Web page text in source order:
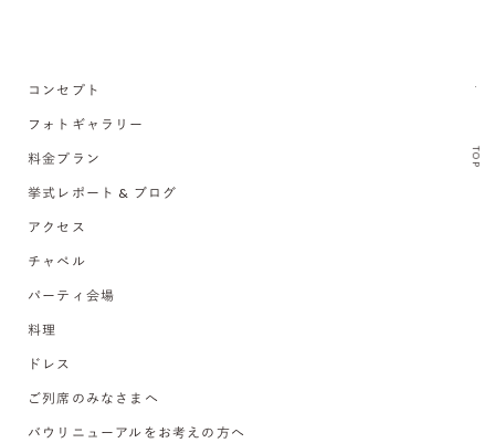
TOP
コンセプト
フォトギャラリー
料金プラン
挙式レポート & ブログ
アクセス
チャペル
パーティ会場
料理
ドレス
ご列席のみなさまへ
バウリニューアルをお考えの方へ